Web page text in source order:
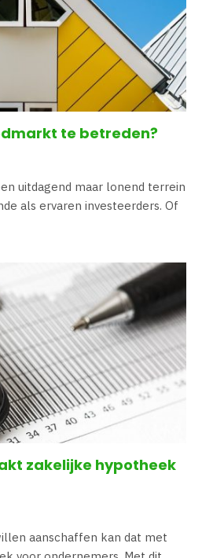
te betreden?
uitdagend maar lonend terrein
als ervaren investeerders. Of
zakelijke hypotheek
aanschaffen kan dat met